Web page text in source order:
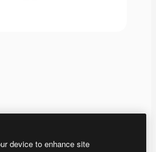
device to enhance site